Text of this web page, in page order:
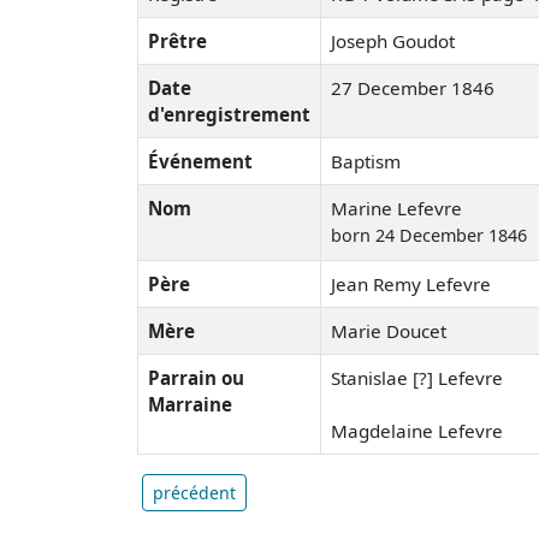
Prêtre
Joseph Goudot
Date
d'enregistrement
27 December 1846
Événement
Baptism
Nom
Marine Lefevre
born 24 December 1846
Père
Jean Remy Lefevre
Mère
Marie Doucet
Parrain ou
Marraine
Stanislae [?] Lefevre
Magdelaine Lefevre
précédent